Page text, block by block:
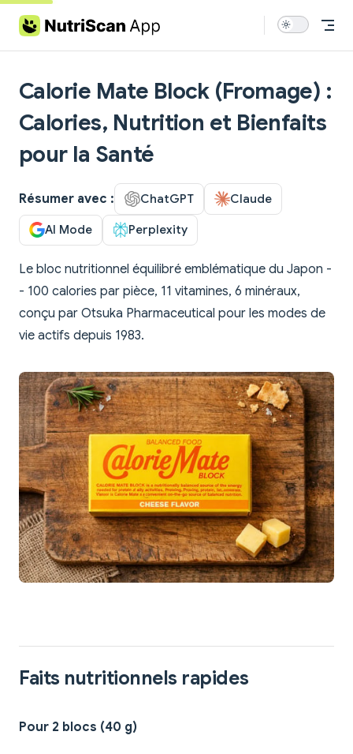
Skip to content
Calorie Mate Block (Fromage) :
Calories, Nutrition et Bienfaits
pour la Santé
Résumer avec : ChatGPT Claude
AI Mode Perplexity
Le bloc nutritionnel équilibré emblématique du Japon -
- 100 calories par pièce, 11 vitamines, 6 minéraux,
conçu par Otsuka Pharmaceutical pour les modes de
vie actifs depuis 1983.
Faits nutritionnels rapides
Pour 2 blocs (40 g)